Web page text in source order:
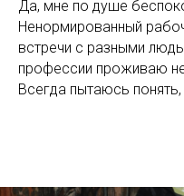
Да, мне по душе
Ненормированный
встречи с разными
профессии проживаю
Всегда пытаюсь понять,